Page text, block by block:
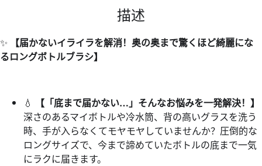
描述
✨
【届かないイライラを解消！奥の奥まで驚くほど綺麗にな
るロングボトルブラシ】
💧
【「底まで届かない…」そんなお悩みを一発解決！】
深さのあるマイボトルや冷水筒、背の高いグラスを洗う
時、手が入らなくてモヤモヤしていませんか？圧倒的な
ロングサイズで、今まで諦めていたボトルの底まで一気
にラクに届きます。